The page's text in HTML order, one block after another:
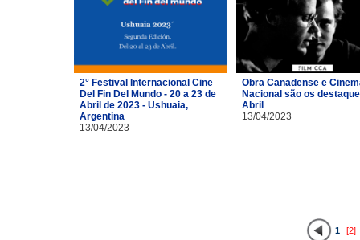
2° Festival Internacional Cine
Del Fin Del Mundo - 20 a 23 de
Abril de 2023 - Ushuaia,
Argentina
13/04/2023
Obra Canadense e
Nacional são os
Abril
13/04/2023
1 [2]